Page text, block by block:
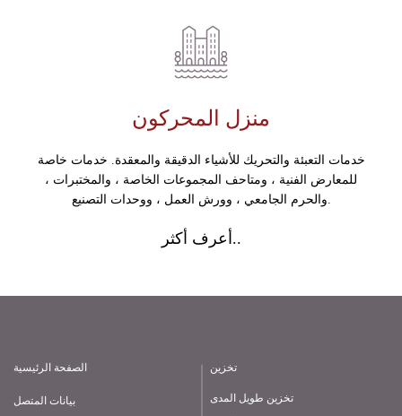
منزل المحركون
خدمات التعبئة والتحريك للأشياء الدقيقة والمعقدة. خدمات خاصة
للمعارض الفنية ، ومتاحف المجموعات الخاصة ، والمختبرات ،
والحرم الجامعي ، وورش العمل ، ووحدات التصنيع.
أعرف أكثر..
الصفحة الرئيسية
بيانات المتصل
تخزين
تخزين طويل المدى